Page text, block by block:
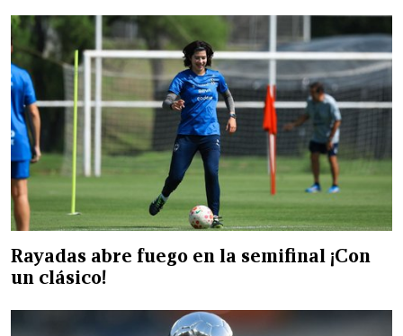
Rayadas abre fuego en la semifinal ¡Con
un clásico!